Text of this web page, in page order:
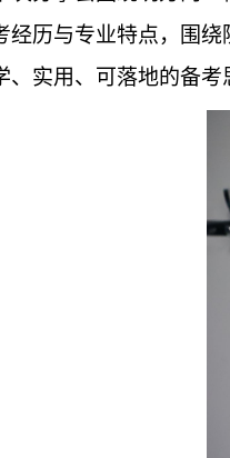
经历与专业特点，围
、实用、可落地的备考